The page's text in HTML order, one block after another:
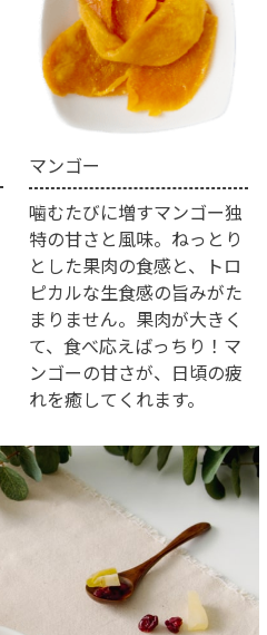
マンゴー
噛むたびに増すマンゴー独
特の甘さと風味。ねっとり
とした果肉の食感と、トロ
ピカルな生食感の旨みがた
まりません。果肉が大きく
て、食べ応えばっちり！マ
ンゴーの甘さが、日頃の疲
れを癒してくれます。